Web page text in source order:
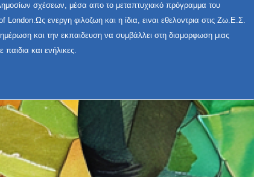
σχέσεων, μέσα απο το μεταπτυχιακό πρόγραμμα του
ενεργη φιλοζωη και η ίδια, ειναι εθελοντρια στις Ζω.Ε.Σ.
και την εκπαιδευση να συμβάλλει στη διαμορφωση μιας
παιδια και ενήλικες.